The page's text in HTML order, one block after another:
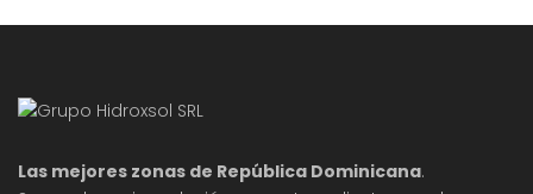
Las mejores zonas de República Dominicana.